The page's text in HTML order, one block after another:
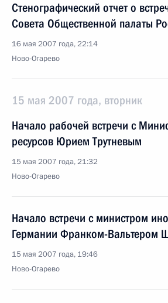
Стенографический отчет о
Совета Общественной палаты
16 мая 2007 года, 22:14
Ново-Огарево
15 мая 2007 года, вторник
Начало рабочей встречи с
ресурсов Юрием Трутневым
15 мая 2007 года, 21:32
Ново-Огарево
Начало встречи с министром
Германии Франком-Вальтером
15 мая 2007 года, 19:46
Ново-Огарево